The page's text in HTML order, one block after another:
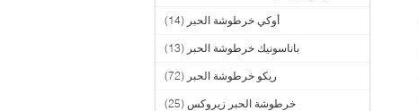
أوكي خرطوشة الحبر (14)
باناسونيك خرطوشة الحبر (13)
ريكو خرطوشة الحبر (72)
خرطوشة الحبر زيروكس (25)